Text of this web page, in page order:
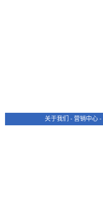
关于我们 - 营销中心 -